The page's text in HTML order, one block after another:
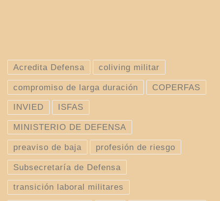
Acredita Defensa coliving militar
compromiso de larga duración COPERFAS
INVIED ISFAS
MINISTERIO DE DEFENSA
preaviso de baja profesión de riesgo
Subsecretaría de Defensa
transición laboral militares